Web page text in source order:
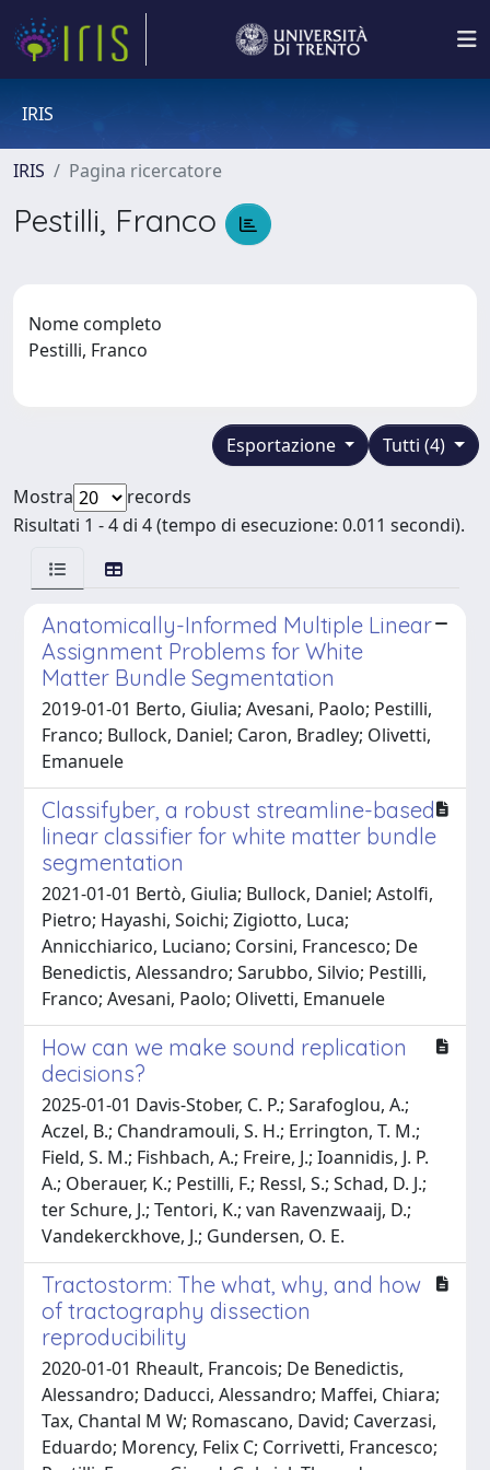
IRIS
IRIS Pagina ricercatore
Pestilli, Franco
Nome completo
Pestilli, Franco
Tutti (4)
Esportazione
Mostra
records
Risultati 1 - 4 di 4 (tempo di esecuzione: 0.011 secondi).
Anatomically-Informed Multiple Linear
Assignment Problems for White
Matter Bundle Segmentation
2019-01-01 Berto, Giulia; Avesani, Paolo; Pestilli,
Franco; Bullock, Daniel; Caron, Bradley; Olivetti,
Emanuele
Classifyber, a robust streamline-based
linear classifier for white matter bundle
segmentation
2021-01-01 Bertò, Giulia; Bullock, Daniel; Astolfi,
Pietro; Hayashi, Soichi; Zigiotto, Luca;
Annicchiarico, Luciano; Corsini, Francesco; De
Benedictis, Alessandro; Sarubbo, Silvio; Pestilli,
Franco; Avesani, Paolo; Olivetti, Emanuele
How can we make sound replication
decisions?
2025-01-01 Davis-Stober, C. P.; Sarafoglou, A.;
Aczel, B.; Chandramouli, S. H.; Errington, T. M.;
Field, S. M.; Fishbach, A.; Freire, J.; Ioannidis, J. P.
A.; Oberauer, K.; Pestilli, F.; Ressl, S.; Schad, D. J.;
ter Schure, J.; Tentori, K.; van Ravenzwaaij, D.;
Vandekerckhove, J.; Gundersen, O. E.
Tractostorm: The what, why, and how
of tractography dissection
reproducibility
2020-01-01 Rheault, Francois; De Benedictis,
Alessandro; Daducci, Alessandro; Maffei, Chiara;
Tax, Chantal M W; Romascano, David; Caverzasi,
Eduardo; Morency, Felix C; Corrivetti, Francesco;